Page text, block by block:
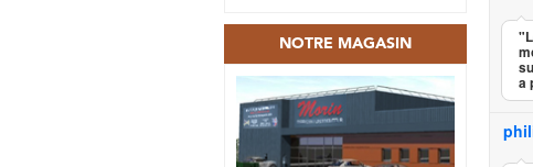
NOTRE MAGASIN
a